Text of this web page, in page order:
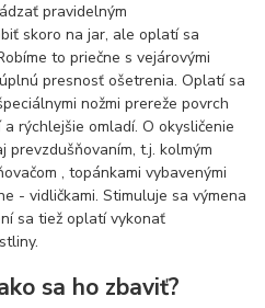
pravidelným
skoro na jar, ale oplatí sa
to priečne s vejárovými
presnosť ošetrenia. Oplatí sa
nožmi prereže povrch
rýchlejšie omladí. O okysličenie
prevzdušňovaním, t.j. kolmým
, topánkami vybavenými
- vidličkami. Stimuluje sa výmena
sa tiež oplatí vykonať
sa ho zbaviť?